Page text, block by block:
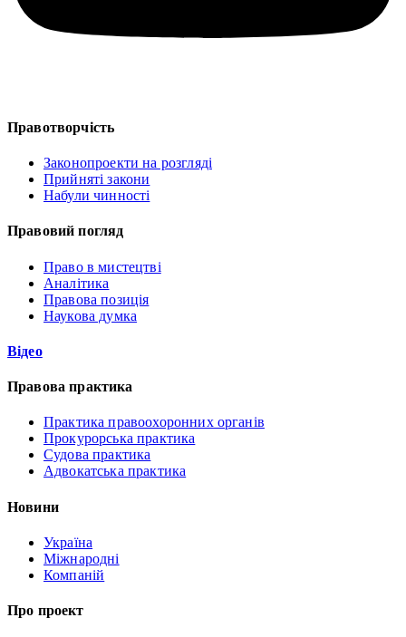
Правотворчість
Законопроекти на розгляді
Прийняті закони
Набули чинності
Правовий погляд
Право в мистецтві
Аналітика
Правова позиція
Наукова думка
Відео
Правова практика
Практика правоохоронних органів
Прокурорська практика
Судова практика
Адвокатська практика
Новини
Україна
Міжнародні
Компаній
Про проект